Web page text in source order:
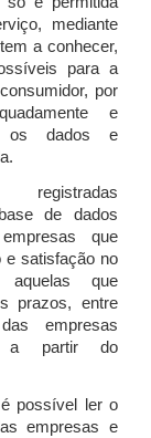
mediante
a conhecer,
para a
por
e
os dados e
de dados
que
e satisfação no
aquelas que
prazos, entre
empresas
a partir do
possível ler o
empresas e